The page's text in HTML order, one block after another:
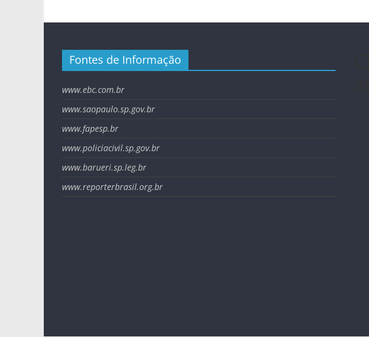
Fontes de Informação
www.ebc.com.br
www.saopaulo.sp.gov.br
www.fapesp.br
www.policiacivil.sp.gov.br
www.barueri.sp.leg.br
www.reporterbrasil.org.br